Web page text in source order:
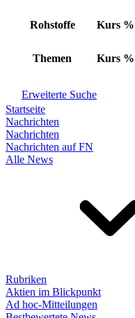
Rohstoffe Kurs %
Themen Kurs %
Erweiterte Suche
Startseite
Nachrichten
Nachrichten
Nachrichten auf FN
Alle News
Rubriken
Aktien im Blickpunkt
Ad hoc-Mitteilungen